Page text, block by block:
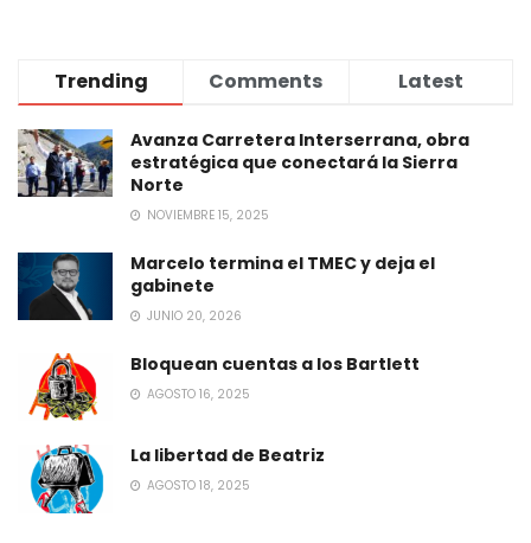
Trending Comments Latest
Avanza Carretera Interserrana, obra
estratégica que conectará la Sierra
Norte
NOVIEMBRE 15, 2025
Marcelo termina el TMEC y deja el
gabinete
JUNIO 20, 2026
Bloquean cuentas a los Bartlett
AGOSTO 16, 2025
La libertad de Beatriz
AGOSTO 18, 2025